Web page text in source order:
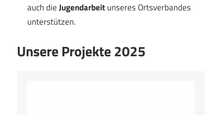
auch dieJugendarbeitunseres Ortsverbandes
unterstützen.
Unsere Projekte 2025